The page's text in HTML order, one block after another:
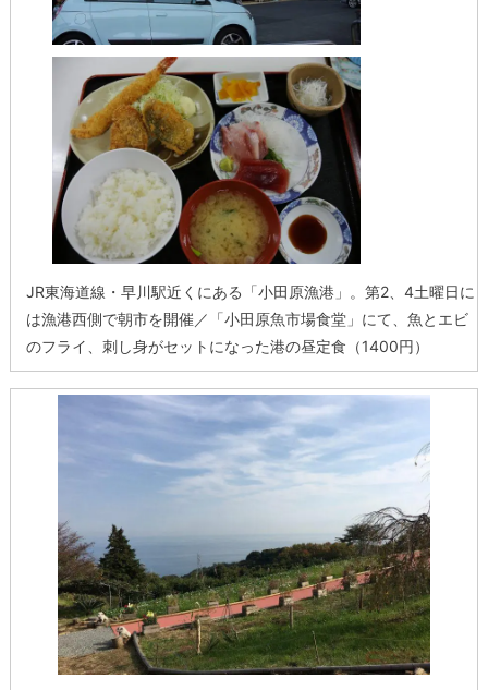
JR東海道線・早川駅近くにある「小田原漁港」。第2、4土曜日に
は漁港西側で朝市を開催／「小田原魚市場食堂」にて、魚とエビ
のフライ、刺し身がセットになった港の昼定食（1400円）